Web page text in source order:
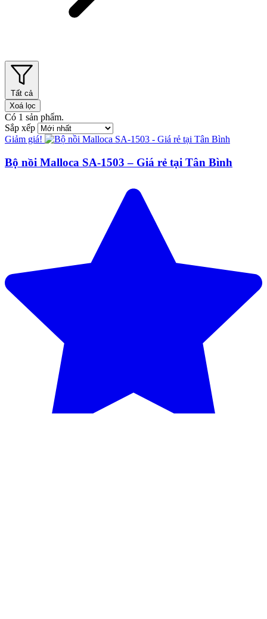
Tất cả
Xoá lọc
Có 1 sản phẩm.
Sắp xếp
Giảm giá!
Bộ nồi Malloca SA-1503 – Giá rẻ tại Tân Bình